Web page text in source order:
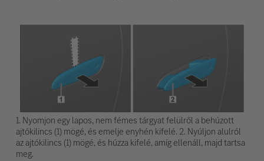
1. Nyomjon egy lapos, nem fémes tárgyat felülről a behúzott
ajtókilincs (1) mögé, és emelje enyhén kifelé. 2. Nyúljon alulról
az ajtókilincs (1) mögé, és húzza kifelé, amíg ellenáll, majd tartsa
meg.